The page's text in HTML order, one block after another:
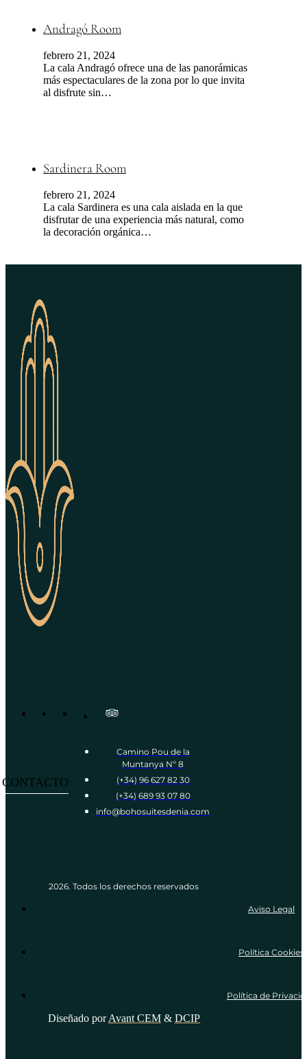
Andragó Room
febrero 21, 2024
La cala Andragó ofrece una de las panorámicas
más espectaculares de la zona por lo que invita
al disfrute sin…
Sardinera Room
febrero 21, 2024
La cala Sardinera es una cala aislada en la que
disfrutar de una experiencia más natural, como
la decoración orgánica…
CONTACTO
Camino Pou de la
Muntanya Nº 8
(+34) 96 627 82 30
(+34) 689 93 07 80
info@bohosuitesdenia.com
2026. Todos los derechos reservados​
Aviso Legal
Política Cookies
Política de
Diseñado porAvant CEM & DCIP